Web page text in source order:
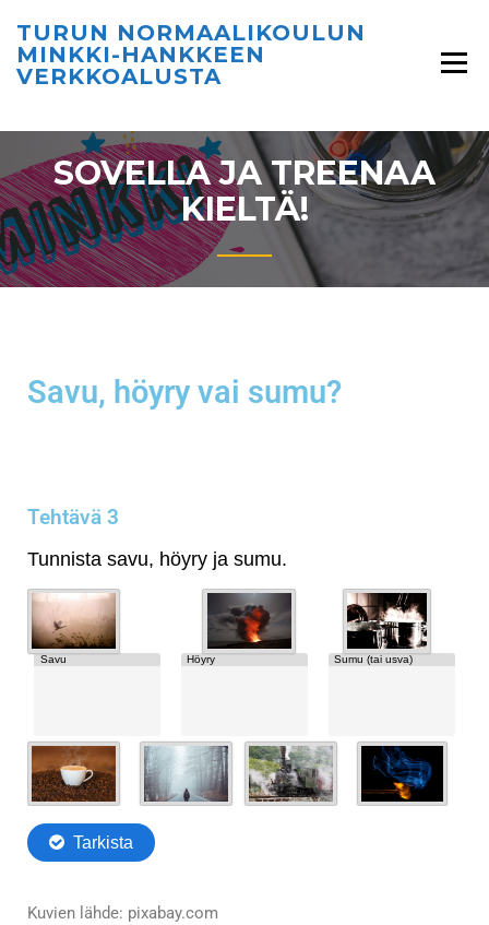
TURUN NORMAALIKOULUN
MINKKI-HANKKEEN
VERKKOALUSTA
SOVELLA JA TREENAA
KIELTÄ!
Savu, höyry vai sumu?
Tehtävä 3
Kuvien lähde: pixabay.com